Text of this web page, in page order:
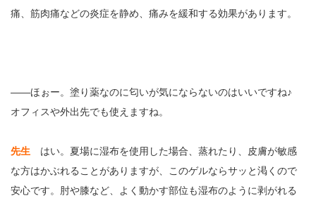
痛、筋肉痛などの炎症を静め、痛みを緩和する効果があります。
――ほぉー。塗り薬なのに匂いが気にならないのはいいですね♪
オフィスや外出先でも使えますね。
先生 はい。夏場に湿布を使用した場合、蒸れたり、皮膚が敏感
な方はかぶれることがありますが、このゲルならサッと渇くので
安心です。肘や膝など、よく動かす部位も湿布のように剥がれる